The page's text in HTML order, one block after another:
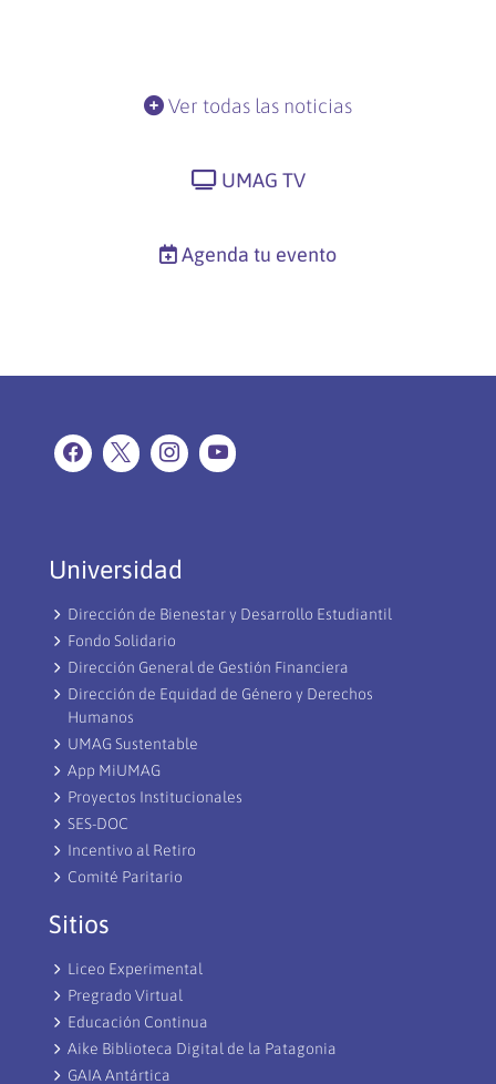
Ver todas las noticias
UMAG TV
Agenda tu evento
Universidad
Dirección de Bienestar y Desarrollo Estudiantil
Fondo Solidario
Dirección General de Gestión Financiera
Dirección de Equidad de Género y Derechos
Humanos
UMAG Sustentable
App MiUMAG
Proyectos Institucionales
SES-DOC
Incentivo al Retiro
Comité Paritario
Sitios
Liceo Experimental
Pregrado Virtual
Educación Continua
Aike Biblioteca Digital de la Patagonia
GAIA Antártica